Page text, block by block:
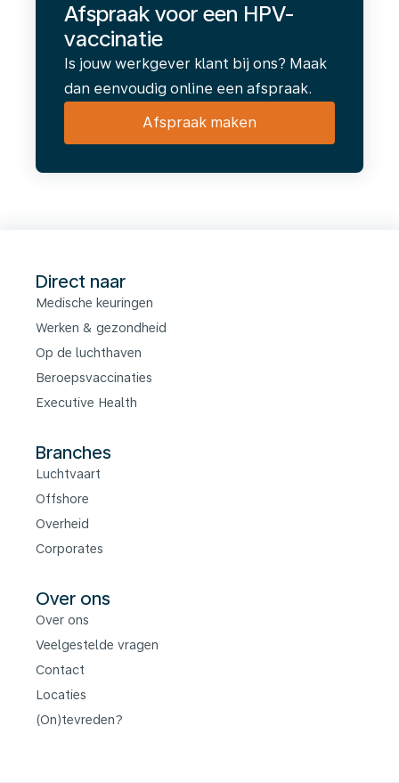
Afspraak voor een HPV-
vaccinatie
Is jouw werkgever klant bij ons? Maak
dan eenvoudig online een afspraak.
Afspraak maken
Direct naar
Medische keuringen
Werken & gezondheid
Op de luchthaven
Beroepsvaccinaties
Executive Health
Branches
Luchtvaart
Offshore
Overheid
Corporates
Over ons
Over ons
Veelgestelde vragen
Contact
Locaties
(On)tevreden?